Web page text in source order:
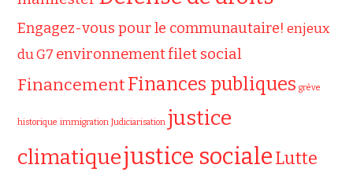
Engagez-vous pour le communautaire! enjeux
du G7 environnementfilet social
FinancementFinances publiques grève
historique immigration Judiciarisation justice
climatiquejustice socialeLutte